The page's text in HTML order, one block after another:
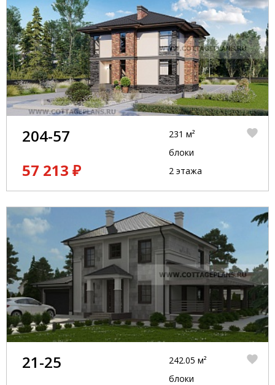
204-57
57 213 ₽
231 м²
блоки
2 этажа
21-25
242.05 м²
блоки